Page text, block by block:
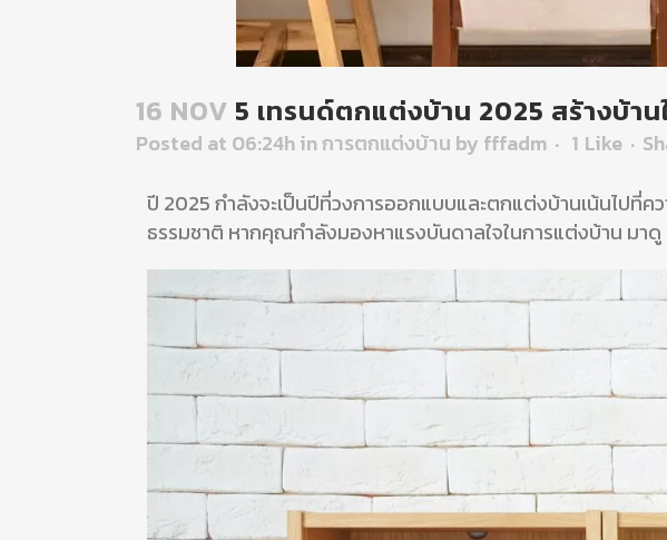
16 NOV 5 เทรนด์ตกแต่งบ้าน 2025 สร้างบ้า
Posted at 06:24hinการตกแต่งบ้าน by fffadm 1 Like
ปี 2025 กำลังจะเป็นปีที่วงการออกแบบและตกแต่งบ้านเน้นไปที่
ธรรมชาติ หากคุณกำลังมองหาแรงบันดาลใจในการแต่งบ้าน มาดู